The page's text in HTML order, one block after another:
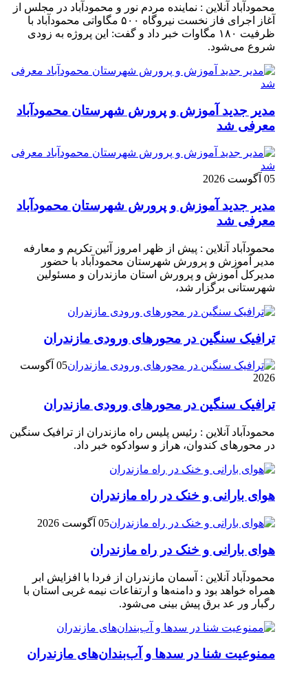
محمودآباد آنلاین : نماینده مردم نور و محمودآباد در مجلس از
آغاز اجرای فاز نخست نیروگاه ۵۰۰ مگاواتی محمودآباد با
ظرفیت ۱۸۰ مگاوات خبر داد و گفت: این پروژه به زودی
شروع می‌شود.
مدیر جدید آموزش و پرورش شهرستان محمودآباد
معرفی شد
05 آگوست 2026
مدیر جدید آموزش و پرورش شهرستان محمودآباد
معرفی شد
محمودآباد آنلاین : پیش از ظهر امروز آئین تکریم و معارفه
مدیر آموزش و پرورش شهرستان محمودآباد با حضور
مدیرکل آموزش و پرورش استان مازندران و مسئولین
شهرستانی برگزار شد،
ترافیک سنگین در محور‌های ورودی مازندران
05 آگوست
2026
ترافیک سنگین در محور‌های ورودی مازندران
محمودآباد آنلاین : رئیس پلیس راه مازندران از ترافیک سنگین
در محور‌های کندوان، هراز و سوادکوه خبر داد.
هوای بارانی و خنک در راه مازندران
05 آگوست 2026
هوای بارانی و خنک در راه مازندران
محمودآباد آنلاین : آسمان مازندران از فردا با افزایش ابر
همراه خواهد بود و دامنه‌ها و ارتفاعات نیمه غربی استان با
رگبار ور عد برق پیش بینی می‌شود.
ممنوعیت شنا در سدها و آب‌بندان‌‌های مازندران